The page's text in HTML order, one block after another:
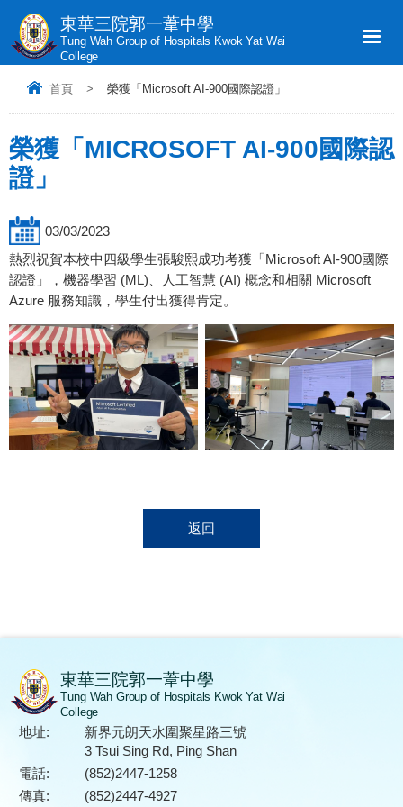
東華三院郭一葦中學
Tung Wah Group of Hospitals Kwok Yat Wai
College
首頁 > 榮獲「Microsoft AI-900國際認證」
榮獲「MICROSOFT AI-900國際認
證」
03/03/2023
熱烈祝賀本校中四級學生張駿熙成功考獲「Microsoft AI-900國際
認證」，機器學習 (ML)、人工智慧 (AI) 概念和相關 Microsoft
Azure 服務知識，學生付出獲得肯定。
返回
東華三院郭一葦中學
Tung Wah Group of Hospitals Kwok Yat Wai
College
地址:
新界元朗天水圍聚星路三號
3 Tsui Sing Rd, Ping Shan
電話:
(852)2447-1258
傳真:
(852)2447-4927